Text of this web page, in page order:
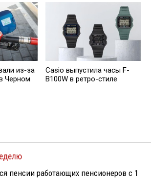
из-за
Черном
Casio выпустила часы F-
B100W в ретро-стиле
пенсии работающих пенсионеров с 1